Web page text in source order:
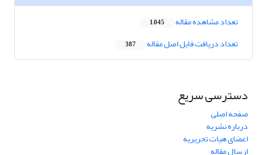
تعداد مشاهده مقاله 1,045
تعداد دریافت فایل اصل مقاله 387
دسترسی سریع
صفحه اصلی
درباره نشریه
اعضای هیات تحریریه
ارسال مقاله